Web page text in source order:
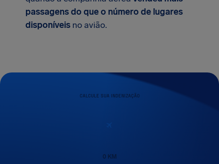
passagens do que o número de lugares
disponíveis no avião.
CALCULE SUA INDENIZAÇÃO
0KM